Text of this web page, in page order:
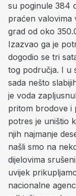
su poginule 384
praćen valovima
grad od oko
Izazvao ga je
dogodio se tri
tog područja. I u
sada nešto
je voda
pritom brodove i
potres je uništio
njih najmanje
našli smo na
dijelovima
uvijek
nacionalne